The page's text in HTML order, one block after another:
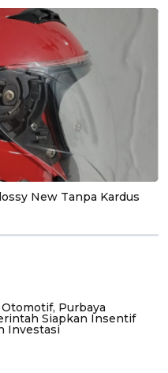
New Tanpa Kardus
Purbaya
Siapkan Insentif
Investasi